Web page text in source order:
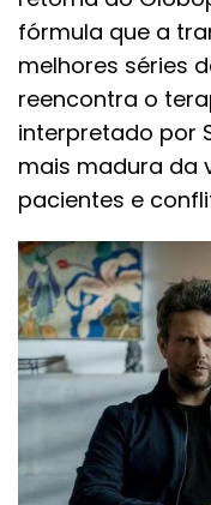
fórmula que a
melhores séries
reencontra o
interpretado por
mais madura da
pacientes e